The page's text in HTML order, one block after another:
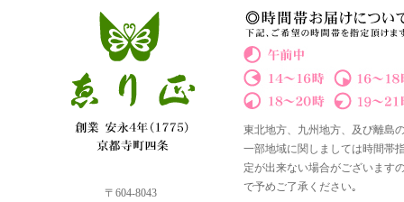
〒604-8043
東北地方、九州地方、及び離島
一部地域に関しましては時間帯
定が出来ない場合がございます
で予めご了承ください｡